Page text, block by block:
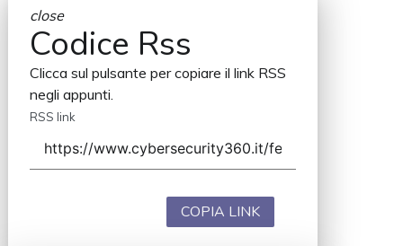
close
Codice Rss
Clicca sul pulsante per copiare il link RSS
negli appunti.
RSS link
COPIA LINK